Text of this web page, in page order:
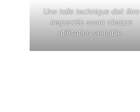
Une toile technique doit être
inspectée avant chaque
utilisation sensible.